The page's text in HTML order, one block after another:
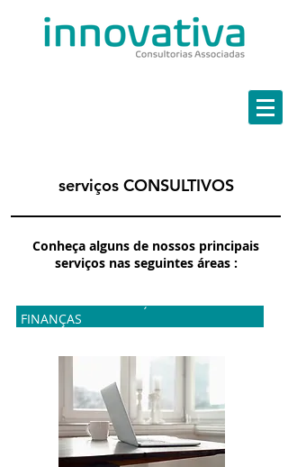
serviços CONSULTIVOS
Conheça alguns de nossos principais
serviços nas seguintes áreas :
MARKETING ESTRATÉGICO
FINANÇAS